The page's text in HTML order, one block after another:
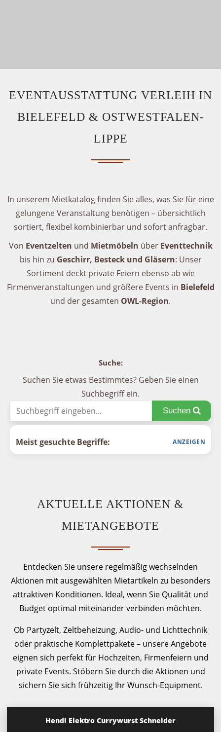
EVENTAUSSTATTUNG VERLEIH IN
BIELEFELD & OSTWESTFALEN-
LIPPE
In unserem Mietkatalog finden Sie alles, was Sie für eine
gelungene Veranstaltung benötigen – übersichtlich
sortiert, flexibel kombinierbar und sofort anfragbar.
Von Eventzelten und Mietmöbeln über Eventtechnik
bis hin zu Geschirr, Besteck und Gläsern: Unser
Sortiment deckt private Feiern ebenso ab wie
Firmenveranstaltungen und größere Events in Bielefeld
und der gesamten OWL-Region.
Suche:
Suchen Sie etwas Bestimmtes? Geben Sie einen
Suchbegriff ein.
Suchen
Meist gesuchte Begriffe:
AKTUELLE AKTIONEN &
MIETANGEBOTE
Entdecken Sie unsere regelmäßig wechselnden
Aktionen mit ausgewählten Mietartikeln zu besonders
attraktiven Konditionen. Ideal, wenn Sie Qualität und
Budget optimal miteinander verbinden möchten.
Ob Partyzelt, Zeltbeheizung, Audio- und Lichttechnik
oder praktische Komplettpakete – unsere Angebote
eignen sich perfekt für Hochzeiten, Firmenfeiern und
private Events. Stöbern Sie durch die Aktionen und
sichern Sie sich frühzeitig Ihr Wunsch-Equipment.
Hendi Elektro Currywurst Schneider